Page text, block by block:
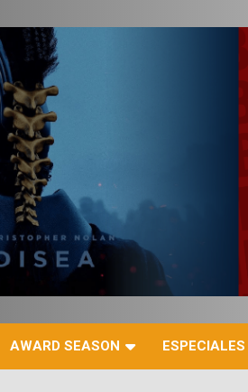
AWARD SEASON ESPECIALES